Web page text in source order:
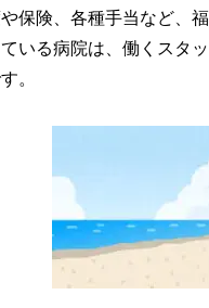
保険、各種手当など、
いる病院は、働くスタ
。